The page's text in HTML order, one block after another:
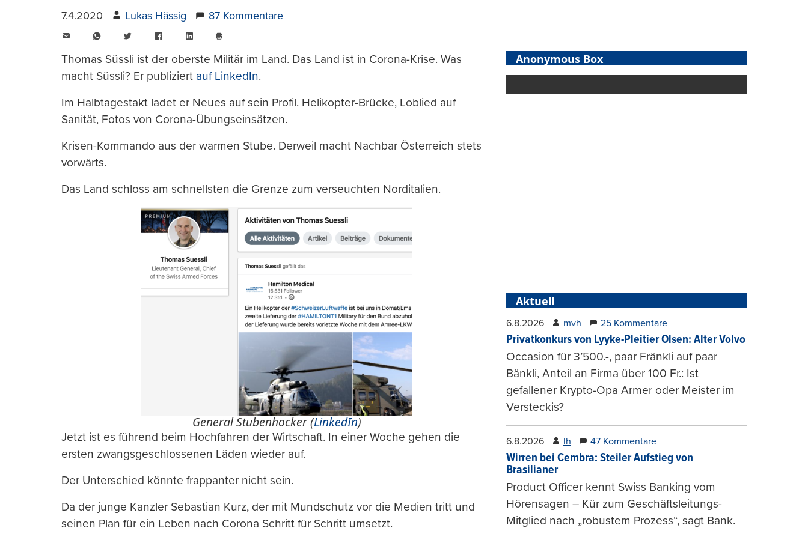
7.4.2020 Lukas Hässig 87 Kommentare
WhatsAppTwitter FacebookLinkedIn
drucken
Thomas Süssli ist der oberste Militär im Land. Das Land ist in Corona-Krise. Was
macht Süssli? Er publiziert auf LinkedIn.
Im Halbtagestakt ladet er Neues auf sein Profil. Helikopter-Brücke, Loblied auf
Sanität, Fotos von Corona-Übungseinsätzen.
Krisen-Kommando aus der warmen Stube. Derweil macht Nachbar Österreich stets
vorwärts.
Das Land schloss am schnellsten die Grenze zum verseuchten Norditalien.
General Stubenhocker (LinkedIn)
Jetzt ist es führend beim Hochfahren der Wirtschaft. In einer Woche gehen die
ersten zwangsgeschlossenen Läden wieder auf.
Der Unterschied könnte frappanter nicht sein.
Da der junge Kanzler Sebastian Kurz, der mit Mundschutz vor die Medien tritt und
seinen Plan für ein Leben nach Corona Schritt für Schritt umsetzt.
Anonymous Box
Aktuell
6.8.2026 mvh 25 Kommentare
Privatkonkurs von Lyyke-Pleitier Olsen: Alter Volvo
Occasion für 3’500.-, paar Fränkli auf paar
Bänkli, Anteil an Firma über 100 Fr.: Ist
gefallener Krypto-Opa Armer oder Meister im
Versteckis?
6.8.2026 lh 47 Kommentare
Wirren bei Cembra: Steiler Aufstieg von
Brasilianer
Product Officer kennt Swiss Banking vom
Hörensagen – Kür zum Geschäftsleitungs-
Mitglied nach „robustem Prozess“, sagt Bank.